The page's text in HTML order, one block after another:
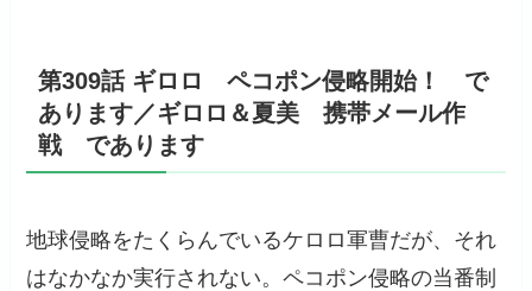
第309話 ギロロ ペコポン侵略開始！ で
あります／ギロロ＆夏美 携帯メール作
戦 であります
地球侵略をたくらんでいるケロロ軍曹だが、それ
はなかなか実行されない。ペコポン侵略の当番制